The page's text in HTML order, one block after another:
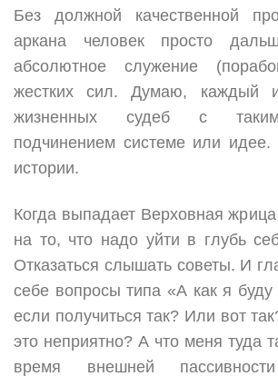
Без должной качественной
аркана человек просто
абсолютное служение
жестких сил. Думаю, каждый
жизненных судеб с
подчинением системе или
истории.
Когда выпадает Верховная жрица
на то, что надо уйти в глубь
Отказаться слышать советы. И
себе вопросы типа «А как я
если получиться так? Или вот
это неприятно? А что меня туда
время внешней